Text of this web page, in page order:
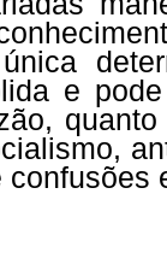
e
confusões